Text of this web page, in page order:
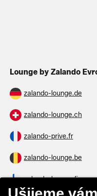
Lounge by Zalando
zalando-lounge.de
zalando-lounge.ch
zalando-prive.fr
zalando-lounge.be
zalando-lounge.fi